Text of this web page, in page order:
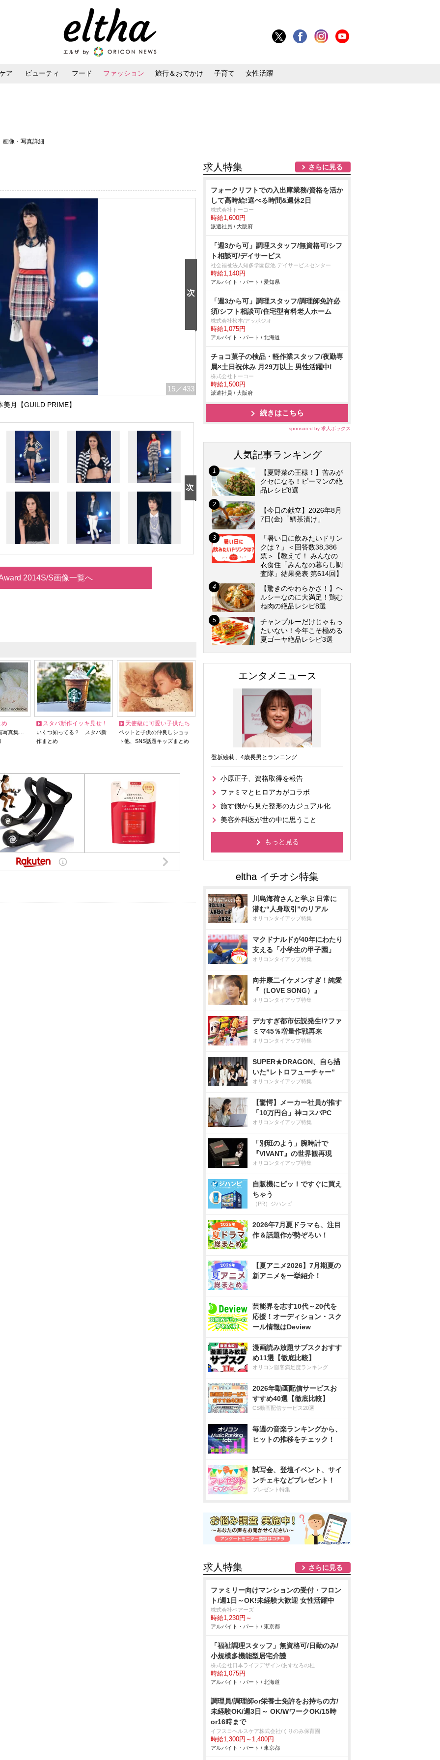
ア ビューティ フード ファッション 旅行＆おでかけ 子育て 女性活躍
画像・写真詳細
15 ／433
美月【GUILD PRIME】
2014S/S画像一覧へ
め
写真集…
スタバ新作イッキ見せ！
いくつ知ってる？ スタバ新
作まとめ
天使級に可愛い子供たち
ペットと子供の仲良しショッ
ト他、SNS話題キッズまとめ
求人特集 さらに見る
フォークリフトでの入出庫業務/資格を活か
して高時給!選べる時間&週休2日
株式会社トーコー
時給1,600円
派遣社員 / 大阪府
「週3から可」調理スタッフ/無資格可/シフ
ト相談可/デイサービス
社会福祉法人知多学園葭池 デイサービスセンター
時給1,140円
アルバイト・パート / 愛知県
「週3から可」調理スタッフ/調理師免許必
須/シフト相談可/住宅型有料老人ホーム
株式会社松本/アッポジオ
時給1,075円
アルバイト・パート / 北海道
チョコ菓子の検品・軽作業スタッフ/夜勤専
属×土日祝休み 月29万以上 男性活躍中!
株式会社トーコー
時給1,500円
派遣社員 / 大阪府
続きはこちら
sponsored by 求人ボックス
人気記事ランキング
【夏野菜の王様！】苦みが
クセになる！ピーマンの絶
品レシピ8選
【今日の献立】2026年8月
7日(金)「鯛茶漬け」
「暑い日に飲みたいドリン
クは？」＜回答数38,386
票＞【教えて！ みんなの
衣食住「みんなの暮らし調
査隊」結果発表 第614回】
【驚きのやわらかさ！】ヘ
ルシーなのに大満足！鶏む
ね肉の絶品レシピ8選
チャンプルーだけじゃもっ
たいない！今年こそ極める
夏ゴーヤ絶品レシピ3選
エンタメニュース
登坂絵莉、4歳長男とランニング
小原正子、資格取得を報告
ファミマとヒロアカがコラボ
施す側から見た整形のカジュアル化
美容外科医が世の中に思うこと
もっと見る
川島海荷さんと学ぶ 日常に
潜む“人身取引”のリアル
オリコンタイアップ特集
マクドナルドが40年にわたり
支える「小学生の甲子園」
オリコンタイアップ特集
向井康二イケメンすぎ！純愛
『（LOVE SONG）』
オリコンタイアップ特集
デカすぎ都市伝説発生!?ファ
ミマ45％増量作戦再来
オリコンタイアップ特集
SUPER★DRAGON、自ら描
いた”レトロフューチャー”
オリコンタイアップ特集
【驚愕】メーカー社員が推す
「10万円台」神コスパPC
オリコンタイアップ特集
「別班のよう」腕時計で
『VIVANT』の世界観再現
オリコンタイアップ特集
自販機にピッ！ですぐに買え
ちゃう
（PR）ジハンピ
2026年7月夏ドラマも、注目
作＆話題作が勢ぞろい！
【夏アニメ2026】7月期夏の
新アニメを一挙紹介！
芸能界を志す10代～20代を
応援！オーディション・スク
ール情報はDeview
漫画読み放題サブスクおすす
め11選【徹底比較】
オリコン顧客満足度ランキング
2026年動画配信サービスお
すすめ40選【徹底比較】
CS動画配信サービス20選
毎週の音楽ランキングから、
ヒットの推移をチェック！
試写会、登壇イベント、サイ
ンチェキなどプレゼント！
プレゼント特集
求人特集 さらに見る
ファミリー向けマンションの受付・フロン
ト/週1日～OK!未経験大歓迎 女性活躍中
株式会社ベアーズ
時給1,230円～
アルバイト・パート / 東京都
「福祉調理スタッフ」無資格可/日勤のみ/
小規模多機能型居宅介護
株式会社日本ライフデザイン/あすなろの杜
時給1,075円
アルバイト・パート / 北海道
調理員/調理師or栄養士免許をお持ちの方/
未経験OK/週3日～ OK/WワークOK/15時
or16時まで
イフスコヘルスケア株式会社/くりのみ保育園
時給1,300円～1,400円
アルバイト・パート / 東京都